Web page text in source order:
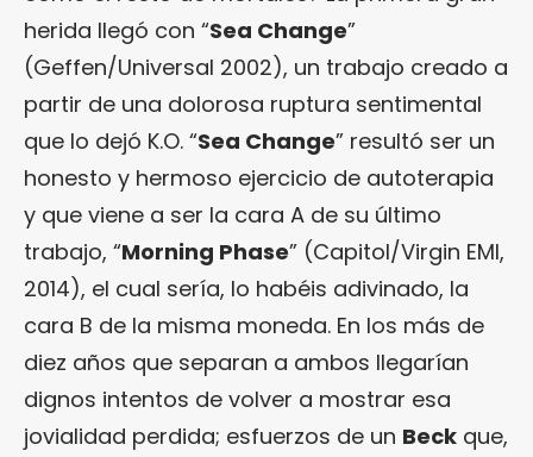
herida llegó con “Sea Change”
(Geffen/Universal 2002), un trabajo creado a
partir de una dolorosa ruptura sentimental
que lo dejó K.O. “Sea Change” resultó ser un
honesto y hermoso ejercicio de autoterapia
y que viene a ser la cara A de su último
trabajo, “Morning Phase” (Capitol/Virgin EMI,
2014), el cual sería, lo habéis adivinado, la
cara B de la misma moneda. En los más de
diez años que separan a ambos llegarían
dignos intentos de volver a mostrar esa
jovialidad perdida; esfuerzos de un Beck que,